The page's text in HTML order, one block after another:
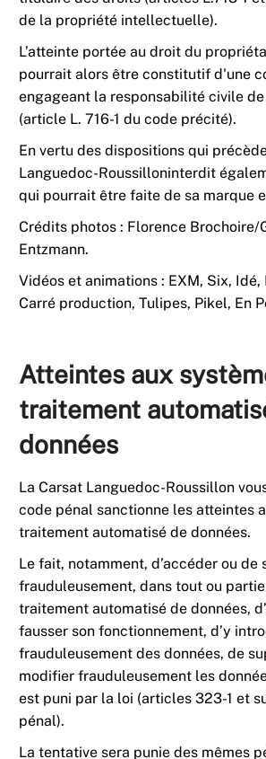
de la propriété intellectuelle).
L’atteinte portée au droit du
pourrait alors être constitutif d'une
engageant la responsabilité civile
(article L. 716-1 du code précité).
En vertu des dispositions qui
Languedoc-Roussilloninterdit
qui pourrait être faite de sa marque
Crédits photos : Florence
Entzmann.
Vidéos et animations : EXM, Six, Idé,
Carré production, Tulipes, Pikel, En
Atteintes aux
traitement
données
La Carsat Languedoc-Roussillon
code pénal sanctionne les atteintes
traitement automatisé de données.
Le fait, notamment, d’accéder ou de
frauduleusement, dans tout ou
traitement automatisé de données,
fausser son fonctionnement, d’y
frauduleusement des données, de
modifier frauduleusement les
est puni par la loi (articles 323-1 et
pénal).
La tentative sera punie des mêmes